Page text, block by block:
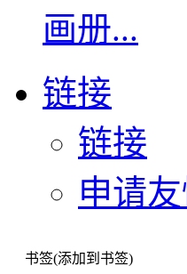
画册...
链接
链接
申请
书签(添加到书签)